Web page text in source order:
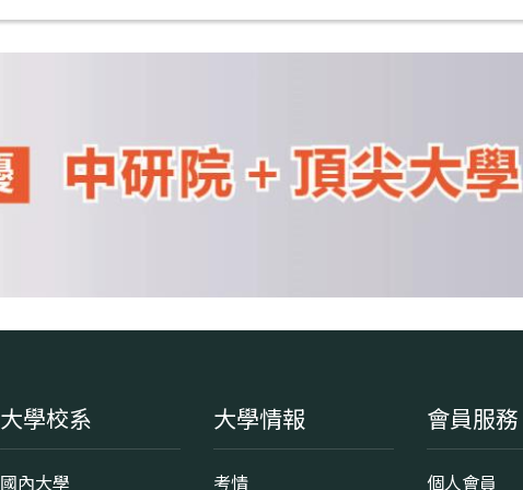
大學校系
國內大學
大學情報
考情
會員服務
個人會員